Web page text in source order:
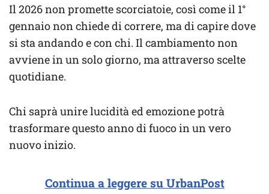
Il 2026 non promette scorciatoie, così come il 1°
gennaio non chiede di correre, ma di capire dove
si sta andando e con chi. Il cambiamento non
avviene in un solo giorno, ma attraverso scelte
quotidiane.
Chi saprà unire lucidità ed emozione potrà
trasformare questo anno di fuoco in un vero
nuovo inizio.
Continua a leggere su UrbanPost